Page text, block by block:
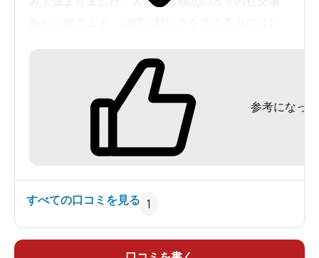
参考になった
すべての口コミを見る 1